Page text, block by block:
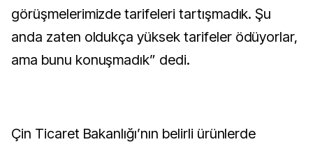
görüşmelerimizde tarifeleri tartışmadık. Şu
anda zaten oldukça yüksek tarifeler ödüyorlar,
ama bunu konuşmadık” dedi.
Çin Ticaret Bakanlığı’nın belirli ürünlerde